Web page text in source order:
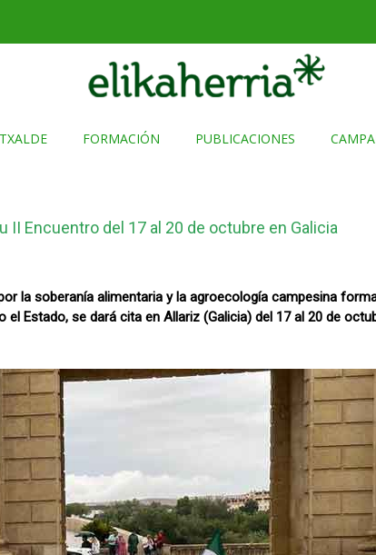
FORMACIÓN PUBLICACIONES
II Encuentro del 17 al 20 de octubre en Galicia
la soberanía alimentaria y la agroecología campesina
Estado, se dará cita en Allariz (Galicia) del 17 al 20 de